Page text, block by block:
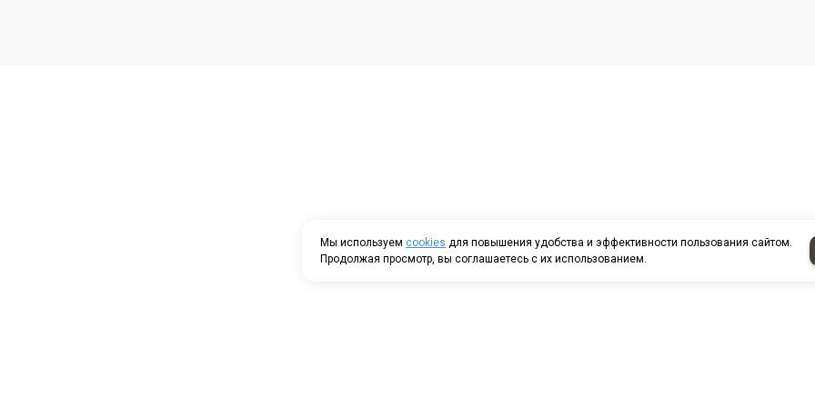
Мы используем cookies для повышения удобства и эффективности пользования сайтом.
Продолжая просмотр, вы соглашаетесь с их использованием.